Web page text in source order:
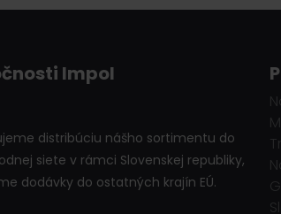
Impol
distribúciu nášho sortimentu do
siete v rámci Slovenskej republiky,
dodávky do ostatných krajín EÚ.